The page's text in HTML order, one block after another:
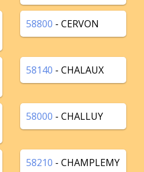
58800 - CERVON
58140 - CHALAUX
58000 - CHALLUY
58210 - CHAMPLEMY